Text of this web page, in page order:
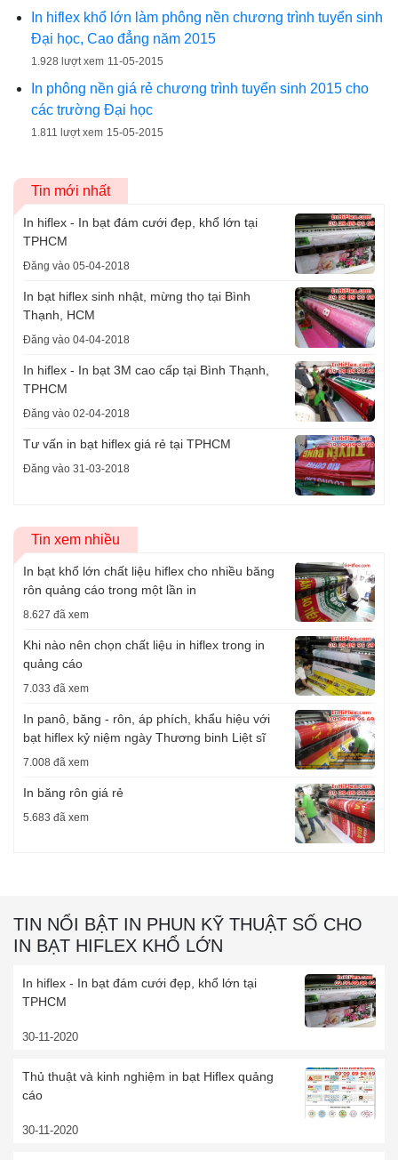
In hiflex khổ lớn làm phông nền chương trình tuyển sinh
Đại học, Cao đẳng năm 2015
1.928 lượt xem 11-05-2015
In phông nền giá rẻ chương trình tuyển sinh 2015 cho
các trường Đại học
1.811 lượt xem 15-05-2015
Tin mới nhất
In hiflex - In bạt đám cưới đẹp, khổ lớn tại
TPHCM
Đăng vào 05-04-2018
In bạt hiflex sinh nhật, mừng thọ tại Bình
Thạnh, HCM
Đăng vào 04-04-2018
In hiflex - In bạt 3M cao cấp tại Bình Thạnh,
TPHCM
Đăng vào 02-04-2018
Tư vấn in bạt hiflex giá rẻ tại TPHCM
Đăng vào 31-03-2018
Tin xem nhiều
In bạt khổ lớn chất liệu hiflex cho nhiều băng
rôn quảng cáo trong một lần in
8.627 đã xem
Khi nào nên chọn chất liệu in hiflex trong in
quảng cáo
7.033 đã xem
In panô, băng - rôn, áp phích, khẩu hiệu với
bạt hiflex kỷ niệm ngày Thương binh Liệt sĩ
7.008 đã xem
In băng rôn giá rẻ
5.683 đã xem
TIN NỔI BẬT IN PHUN KỸ THUẬT SỐ CHO
IN BẠT HIFLEX KHỔ LỚN
In hiflex - In bạt đám cưới đẹp, khổ lớn tại
TPHCM
30-11-2020
Thủ thuật và kinh nghiệm in bạt Hiflex quảng
cáo
30-11-2020